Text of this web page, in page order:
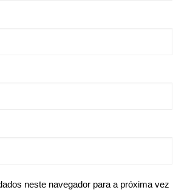
neste navegador para a próxima vez